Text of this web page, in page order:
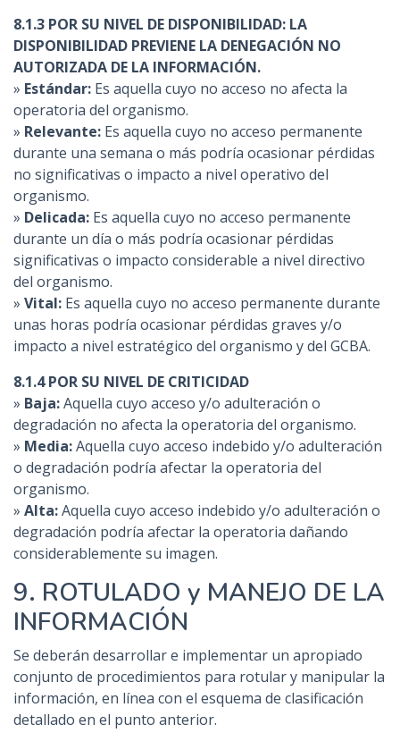
8.1.3 POR SU NIVEL DE DISPONIBILIDAD: LA
DISPONIBILIDAD PREVIENE LA DENEGACIÓN NO
AUTORIZADA DE LA INFORMACIÓN.
» Estándar: Es aquella cuyo no acceso no afecta la
operatoria del organismo.
» Relevante: Es aquella cuyo no acceso permanente
durante una semana o más podría ocasionar pérdidas
no significativas o impacto a nivel operativo del
organismo.
» Delicada: Es aquella cuyo no acceso permanente
durante un día o más podría ocasionar pérdidas
significativas o impacto considerable a nivel directivo
del organismo.
» Vital: Es aquella cuyo no acceso permanente durante
unas horas podría ocasionar pérdidas graves y/o
impacto a nivel estratégico del organismo y del GCBA.
8.1.4 POR SU NIVEL DE CRITICIDAD
» Baja:Aquella cuyo acceso y/o adulteración o
degradación no afecta la operatoria del organismo.
» Media:Aquella cuyo acceso indebido y/o adulteración
o degradación podría afectar la operatoria del
organismo.
» Alta:Aquella cuyo acceso indebido y/o adulteración o
degradación podría afectar la operatoria dañando
considerablemente su imagen.
9. ROTULADO y MANEJO DE LA
INFORMACIÓN
Se deberán desarrollar e implementar un apropiado
conjunto de procedimientos para rotular y manipular la
información, en línea con el esquema de clasificación
detallado en el punto anterior.